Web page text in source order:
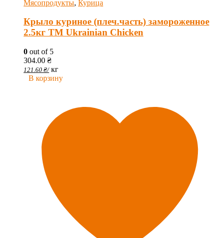
Мясопродукты, Курица
Крыло куриное (плеч.часть) замороженное
2.5кг ТМ Ukrainian Chicken
0 out of 5
304.00 ₴
121.60 ₴/ кг
В корзину